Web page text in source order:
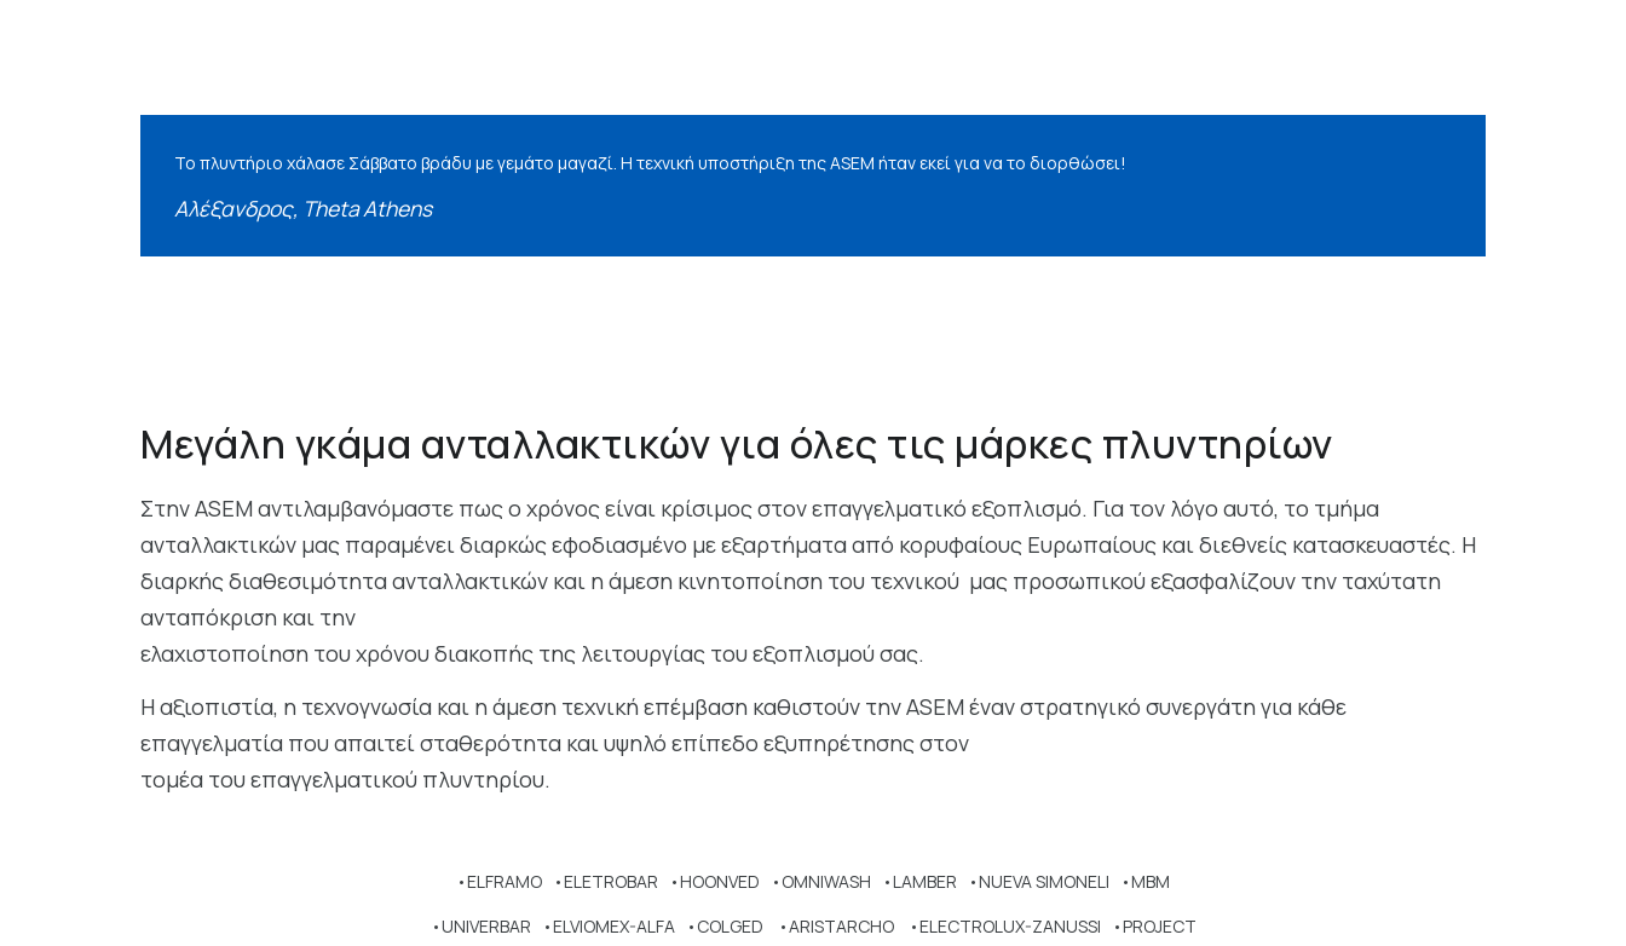
Το πλυντήριο χάλασε Σάββατο βράδυ με γεμάτο μαγαζί. Η τεχνική υποστήριξη της ASEM ήταν εκεί για να το διορθώσει!
Αλέξανδρος, Theta Athens
Μεγάλη γκάμα ανταλλακτικών για όλες τις μάρκες πλυντηρίων
Στην ASEM αντιλαμβανόμαστε πως ο χρόνος είναι κρίσιμος στον επαγγελματικό εξοπλισμό. Για τον λόγο αυτό, το τμήμα
ανταλλακτικών μας παραμένει διαρκώς εφοδιασμένο με εξαρτήματα από κορυφαίους Ευρωπαίους και διεθνείς κατασκευαστές. Η
διαρκής διαθεσιμότητα ανταλλακτικών και η άμεση κινητοποίηση του τεχνικού μας προσωπικού εξασφαλίζουν την ταχύτατη
ανταπόκριση και την
ελαχιστοποίηση του χρόνου διακοπής της λειτουργίας του εξοπλισμού σας.
Η αξιοπιστία, η τεχνογνωσία και η άμεση τεχνική επέμβαση καθιστούν την ASEM έναν στρατηγικό συνεργάτη για κάθε
επαγγελματία που απαιτεί σταθερότητα και υψηλό επίπεδο εξυπηρέτησης στον
τομέα του επαγγελματικού πλυντηρίου.
•ELFRAMO •ELETROBAR •HOONVED •OMNIWASH •LAMBER •NUEVA SIMONELI •MBM
•UNIVERBAR •ELVIOMEX-ALFA •COLGED •ARISTARCHO •ELECTROLUX-ZANUSSI •PROJECT